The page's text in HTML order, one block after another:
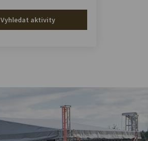
Vyhledat aktivity